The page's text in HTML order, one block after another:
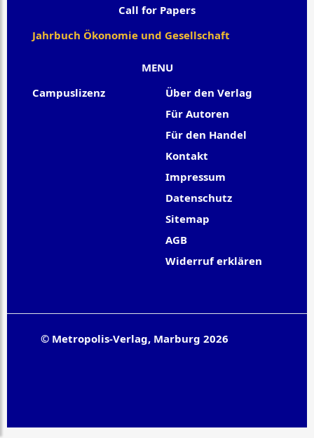
MENU
Campuslizenz
Über den Verlag
Für Autoren
Für den Handel
Kontakt
Impressum
Datenschutz
Sitemap
AGB
Widerruf erklären
Call for Papers
Jahrbuch Ökonomie und Gesellschaft
© Metropolis-Verlag, Marburg 2026